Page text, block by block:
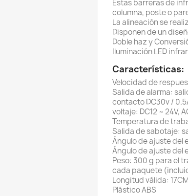
Estas barreras de
columna, poste o
La alineación se
Disponen de un
Doble haz y
Iluminación LED
Características:
Velocidad de
Salida de alarma:
contacto DC30v /
voltaje: DC12 ~ 24V,
Temperatura de
Salida de sabotaje:
Ángulo de ajuste del
Ángulo de ajuste del
Peso: 300 g para el
cada paquete
Longitud válida: 17CM
Plástico ABS